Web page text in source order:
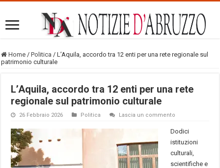
Home / Politica / L’Aquila, accordo tra 12 enti per una rete regionale sul
patrimonio culturale
L’Aquila, accordo tra 12 enti per una rete
regionale sul patrimonio culturale
26 Febbraio 2026 Politica Lascia un commento
Dodici
istituzioni
culturali,
scientifiche e